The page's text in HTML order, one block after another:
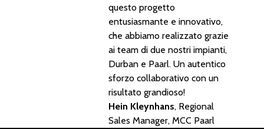
questo progetto
entusiasmante e innovativo,
che abbiamo realizzato grazie
ai team di due nostri impianti,
Durban e Paarl. Un autentico
sforzo collaborativo con un
risultato grandioso!
Hein Kleynhans, Regional
Sales Manager, MCC Paarl